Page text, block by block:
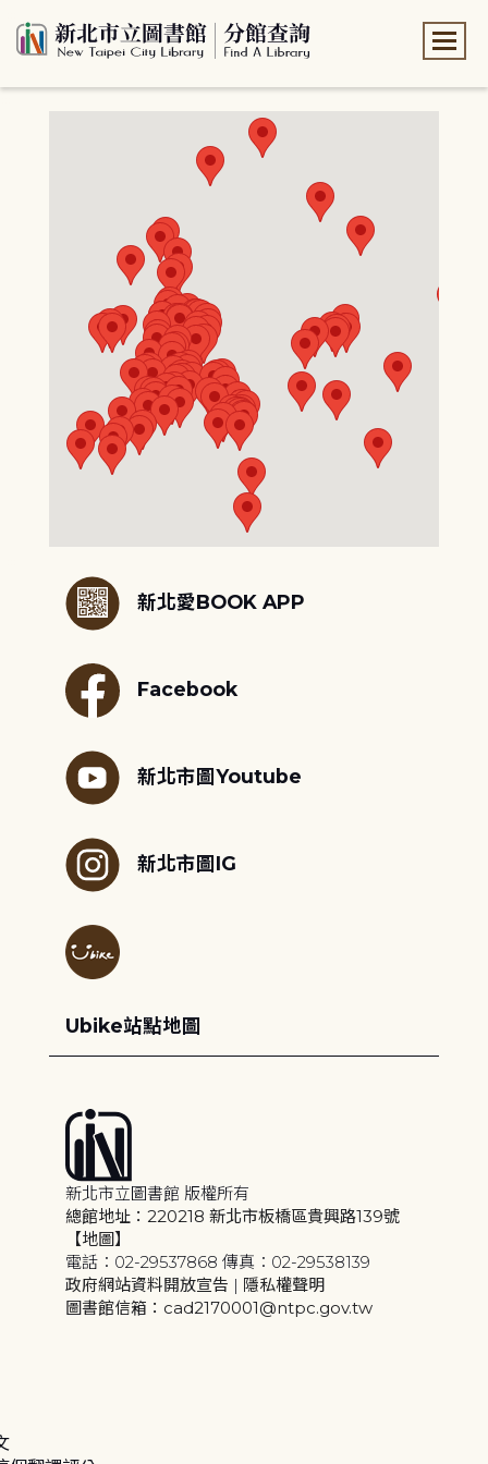
新北愛BOOK APP
Facebook
新北市圖Youtube
新北市圖IG
Ubike站點地圖
新北市立圖書館 版權所有
總館地址：220218 新北市板橋區貴興路139號
【地圖】
電話：02-29537868 傳真：02-29538139
政府網站資料開放宣告 | 隱私權聲明
圖書館信箱：cad2170001@ntpc.gov.tw